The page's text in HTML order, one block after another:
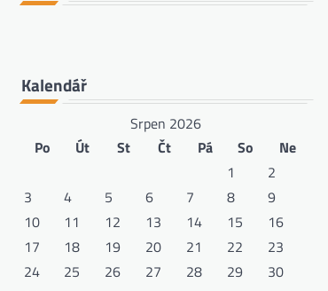
Kalendář
Srpen 2026
Po
Út St Čt Pá So
Ne
1
2
3
4 5 6 7 8
9
10
11 12 13 14 15
16
17
18 19 20 21 22
23
24
25 26 27 28 29
30